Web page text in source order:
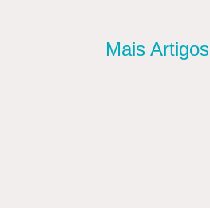
Mais Artigos